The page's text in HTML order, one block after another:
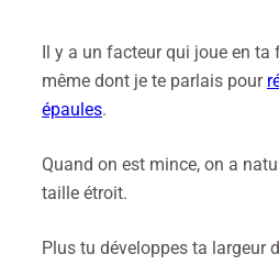
Il y a un facteur qui joue en ta
même dont je te parlais pour
épaules.
Quand on est mince, on a
taille étroit.
Plus tu développes ta largeur